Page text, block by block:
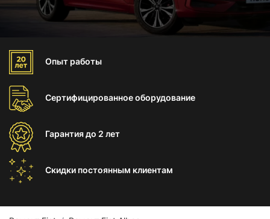
Опыт работы
Сертифицированноеоборудование
Гарантиядо 2 лет
Скидки постоянным клиентам